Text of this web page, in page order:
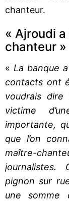
chanteur.
« Ajroudi
chanteur »
« La banque
contacts ont
voudrais dire
victime
importante,
que l’on
maître-
journalistes.
pignon sur
une somme